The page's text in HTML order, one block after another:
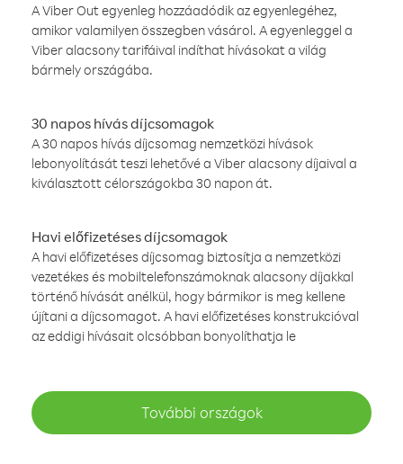
A Viber Out egyenleg hozzáadódik az egyenlegéhez,
amikor valamilyen összegben vásárol. A egyenleggel a
Viber alacsony tarifáival indíthat hívásokat a világ
bármely országába.
30 napos hívás díjcsomagok
A 30 napos hívás díjcsomag nemzetközi hívások
lebonyolítását teszi lehetővé a Viber alacsony díjaival a
kiválasztott célországokba 30 napon át.
Havi előfizetéses díjcsomagok
A havi előfizetéses díjcsomag biztosítja a nemzetközi
vezetékes és mobiltelefonszámoknak alacsony díjakkal
történő hívását anélkül, hogy bármikor is meg kellene
újítani a díjcsomagot. A havi előfizetéses konstrukcióval
az eddigi hívásait olcsóbban bonyolíthatja le
További országok